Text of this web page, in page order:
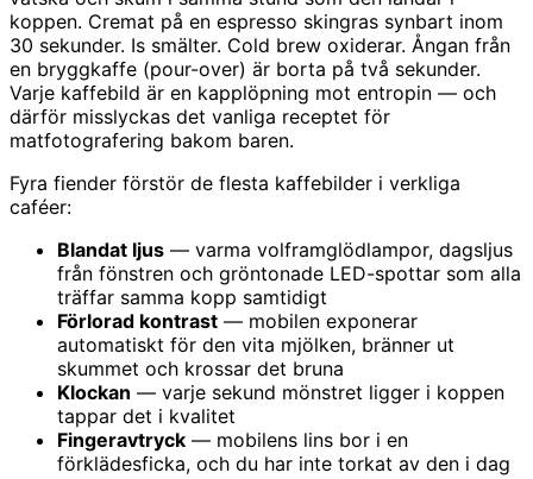
koppen. Cremat på en espresso skingras synbart inom
30 sekunder. Is smälter. Cold brew oxiderar. Ångan från
en bryggkaffe (pour-over) är borta på två sekunder.
Varje kaffebild är en kapplöpning mot entropin — och
därför misslyckas det vanliga receptet för
matfotografering bakom baren.
Fyra fiender förstör de flesta kaffebilder i verkliga
caféer:
Blandat ljus — varma volframglödlampor, dagsljus
från fönstren och gröntonade LED-spottar som alla
träffar samma kopp samtidigt
Förlorad kontrast — mobilen exponerar
automatiskt för den vita mjölken, bränner ut
skummet och krossar det bruna
Klockan — varje sekund mönstret ligger i koppen
tappar det i kvalitet
Fingeravtryck — mobilens lins bor i en
förklädesficka, och du har inte torkat av den i dag